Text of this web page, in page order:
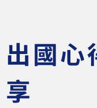
不在此限。 三、請先行參閱本校補助要點與常
見問題 出國補助資格、核給原則與相關規定，
請先參閱：
後流程與常
出國心
享